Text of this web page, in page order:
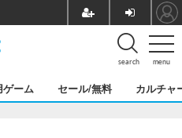
menu
search
ゲーム セール/無料 カルチャ